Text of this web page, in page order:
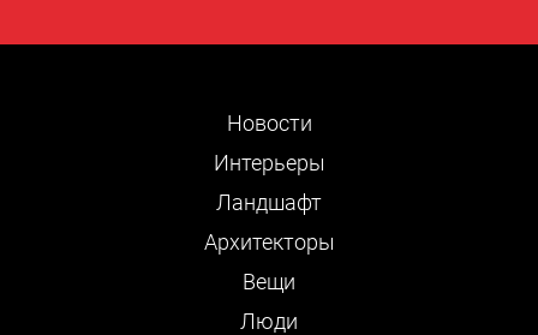
Новости
Интерьеры
Ландшафт
Архитекторы
Вещи
Люди